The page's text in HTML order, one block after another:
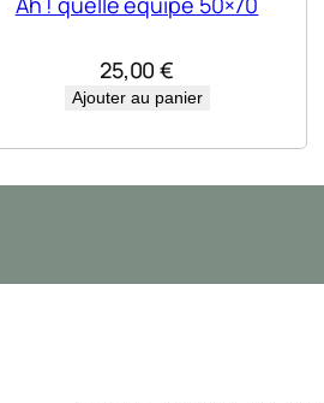
25,00€
Ajouter au panier